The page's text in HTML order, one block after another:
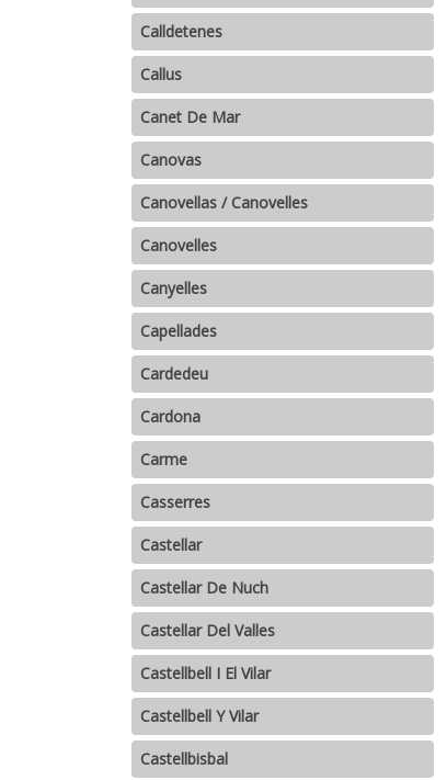
Calldetenes
Callus
Canet De Mar
Canovas
Canovellas / Canovelles
Canovelles
Canyelles
Capellades
Cardedeu
Cardona
Carme
Casserres
Castellar
Castellar De Nuch
Castellar Del Valles
Castellbell I El Vilar
Castellbell Y Vilar
Castellbisbal